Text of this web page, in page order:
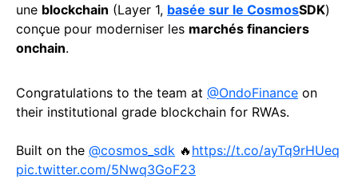
une blockchain (Layer 1, basée sur le CosmosSDK)
conçue pour moderniser les marchés financiers
onchain.
Congratulations to the team at @OndoFinance on
their institutional grade blockchain for RWAs.
Built on the @cosmos_sdk 🔥 https://t.co/ayTq9rHUeq
pic.twitter.com/5Nwq3GoF23